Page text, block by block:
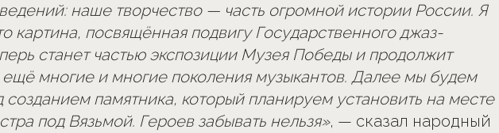
наше творчество — часть огромной истории России. Я
картина, посвящённая подвигу Государственного джаз-
станет частью экспозиции Музея Победы и продолжит
ещё многие и многие поколения музыкантов. Далее мы будем
созданием памятника, который планируем установить на месте
под Вязьмой. Героев забывать нельзя», — сказал народный